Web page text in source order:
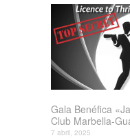
Gala Benéfica
Club Marbella-
7 abril, 2025